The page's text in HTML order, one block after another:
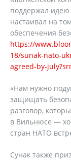
поддержал
настаивал на
обеспечения
https://
18/sunak-nato-
agreed-by-
«Нам нужно
защищать
разговор,
в Вильнюсе —
стран НАТО
Сунак также